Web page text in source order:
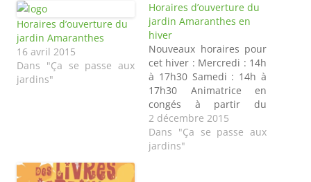
Horaires d’ouverture du
jardin Amaranthes
16 avril 2015
Dans "Ça se passe aux
jardins"
Horaires d’ouverture du
jardin Amaranthes en
hiver
Nouveaux horaires pour
cet hiver : Mercredi : 14h
à 17h30 Samedi : 14h à
17h30 Animatrice en
congés à partir du
samedi 26 décembre,
première permanence
de 2016 : samedi 23
2 décembre 2015
Dans "Ça se passe aux
jardins"